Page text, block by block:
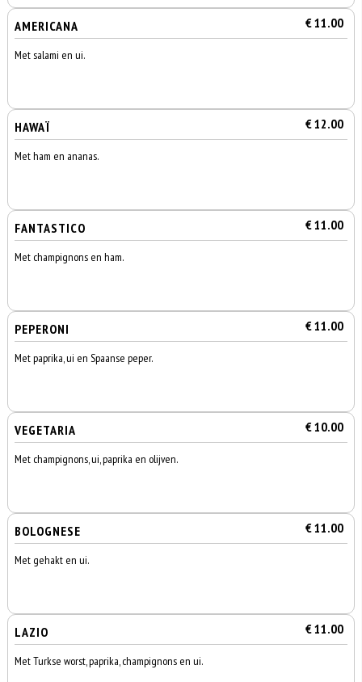
AMERICANA € 11.00
Met salami en ui.
HAWAÏ € 12.00
Met ham en ananas.
FANTASTICO € 11.00
Met champignons en ham.
PEPERONI € 11.00
Met paprika, ui en Spaanse peper.
VEGETARIA € 10.00
Met champignons, ui, paprika en olijven.
BOLOGNESE € 11.00
Met gehakt en ui.
LAZIO € 11.00
Met Turkse worst, paprika, champignons en ui.